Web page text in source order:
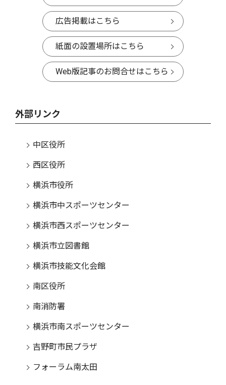
広告掲載はこちら
紙面の設置場所はこちら
Web版記事のお問合せはこちら
外部リンク
中区役所
西区役所
横浜市役所
横浜市中スポーツセンター
横浜市西スポーツセンター
横浜市立図書館
横浜市技能文化会館
南区役所
南消防署
横浜市南スポーツセンター
吉野町市民プラザ
フォーラム南太田